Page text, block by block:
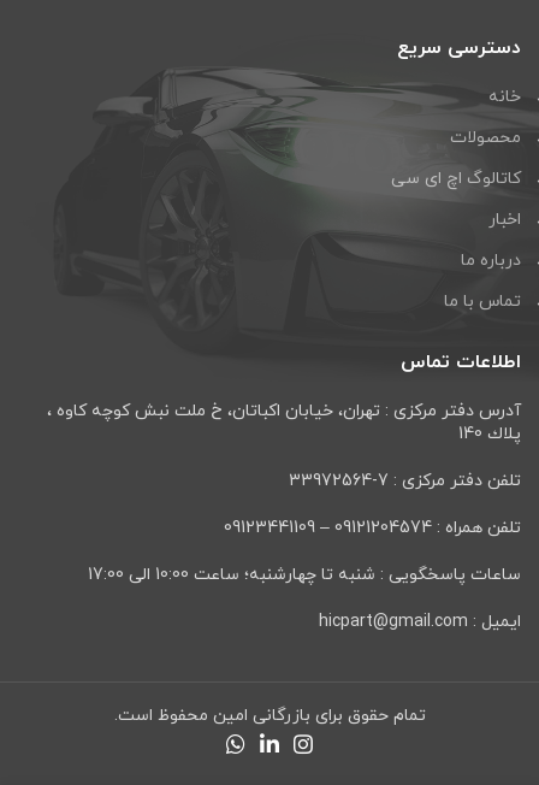
دسترسی سریع
خانه
محصولات
کاتالوگ اچ ای سی
اخبار
درباره ما
تماس با ما
اطلاعات تماس
آدرس دفتر مرکزی : تهران، خيابان اكباتان، خ ملت نبش كوچه كاوه ،
پلاك 140
تلفن دفتر مرکزی : 7-33972564
تلفن همراه : 09121204574 – 09123441109
ساعات پاسخگویی : شنبه تا چهارشنبه؛ ساعت 10:00 الی 17:00
ایمیل : hicpart@gmail.com
تمام حقوق برای بازرگانی امین محفوظ است.